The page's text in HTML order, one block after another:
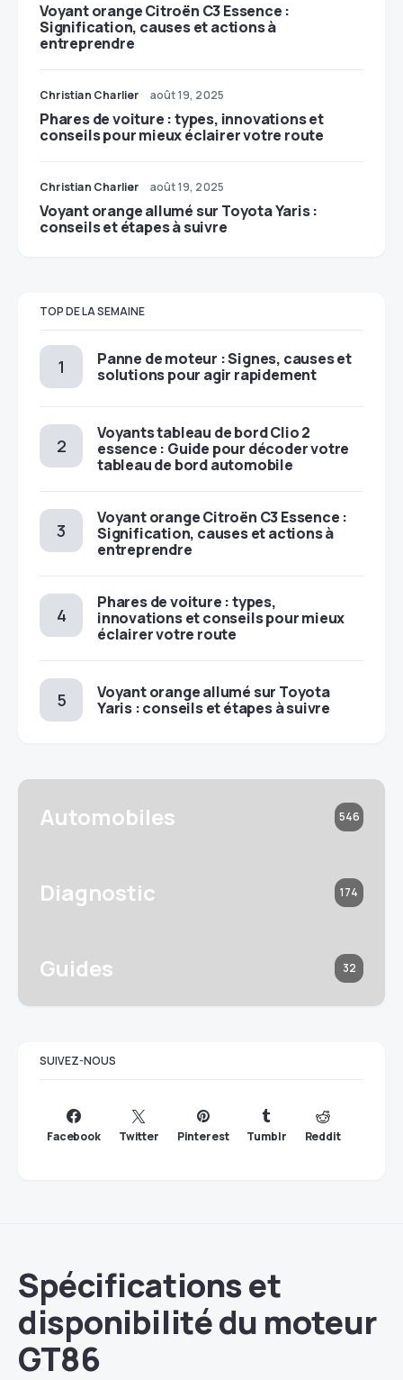
Voyant orange Citroën C3 Essence :
Signification, causes et actions à
entreprendre
Christian Charlier août 19, 2025
Phares de voiture : types, innovations et
conseils pour mieux éclairer votre route
Christian Charlier août 19, 2025
Voyant orange allumé sur Toyota Yaris :
conseils et étapes à suivre
TOP DE LA SEMAINE
Panne de moteur : Signes, causes et
solutions pour agir rapidement
Voyants tableau de bord Clio 2
essence : Guide pour décoder votre
tableau de bord automobile
Voyant orange Citroën C3 Essence :
Signification, causes et actions à
entreprendre
Phares de voiture : types,
innovations et conseils pour mieux
éclairer votre route
Voyant orange allumé sur Toyota
Yaris : conseils et étapes à suivre
Automobiles 546
Diagnostic 174
Guides 32
SUIVEZ-NOUS
Facebook Twitter Pinterest Tumblr Reddit
Spécifications et
disponibilité du moteur
GT86